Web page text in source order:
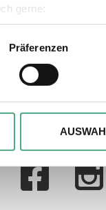
gerne:
Lage erfassen,
bestimmten
Daten
und Anzeigen
Präferenzen